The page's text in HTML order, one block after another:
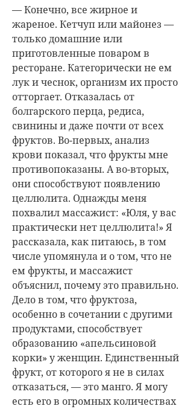
— Конечно, все жирное и
жареное. Кетчуп или майонез —
только домашние или
приготовленные поваром в
ресторане. Категорически не ем
лук и чеснок, организм их просто
отторгает. Отказалась от
болгарского перца, редиса,
свинины и даже почти от всех
фруктов. Во-первых, анализ
крови показал, что фрукты мне
противопоказаны. А во-вторых,
они способствуют появлению
целлюлита. Однажды меня
похвалил массажист: «Юля, у вас
практически нет целлюлита!» Я
рассказала, как питаюсь, в том
числе упомянула и о том, что не
ем фрукты, и массажист
объяснил, почему это правильно.
Дело в том, что фруктоза,
особенно в сочетании с другими
продуктами, способствует
образованию «апельсиновой
корки» у женщин. Единственный
фрукт, от которого я не в силах
отказаться, — это манго. Я могу
есть его в огромных количествах